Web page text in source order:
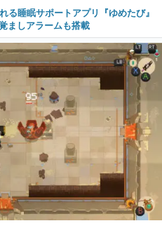
る睡眠サポートアプリ『ゆめたび』
ましアラームも搭載